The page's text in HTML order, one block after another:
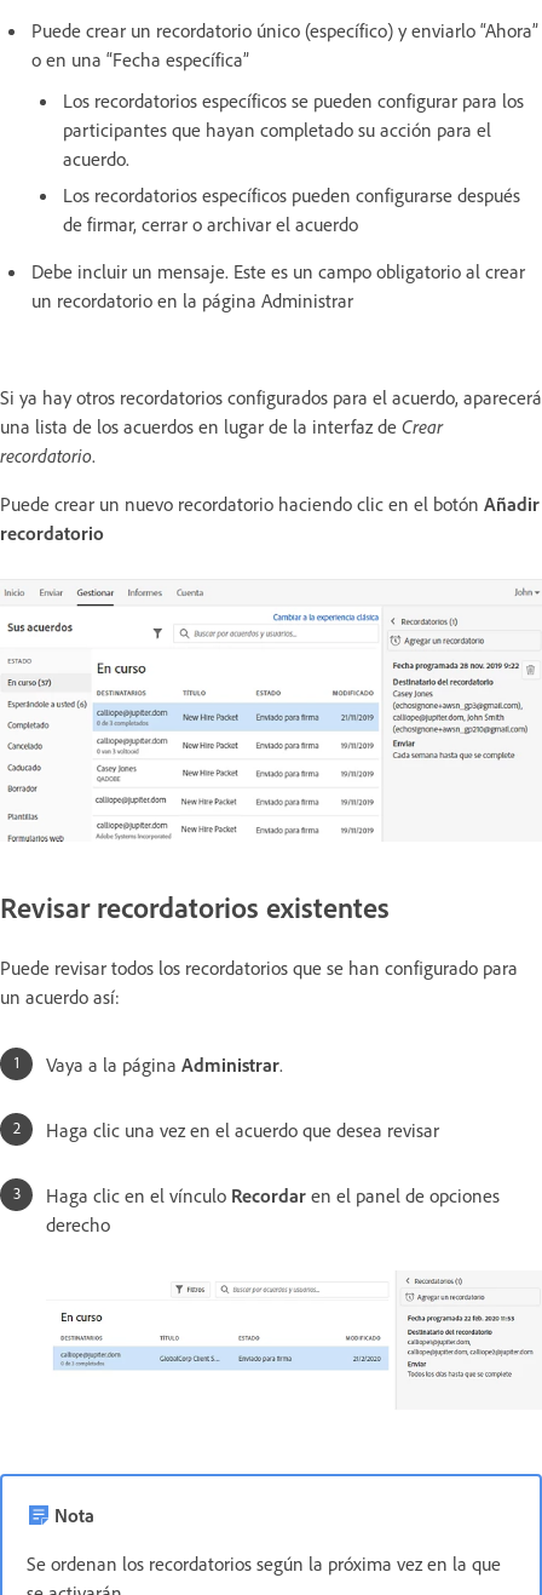
Puede crear un recordatorio único (específico) y enviarlo “Ahora”
o en una “Fecha específica”
Los recordatorios específicos se pueden configurar para los
participantes que hayan completado su acción para el
acuerdo.
Los recordatorios específicos pueden configurarse después
de firmar, cerrar o archivar el acuerdo
Debe incluir un mensaje. Este es un campo obligatorio al crear
un recordatorio en la página Administrar
Si ya hay otros recordatorios configurados para el acuerdo, aparecerá
una lista de los acuerdos en lugar de la interfaz de Crear
recordatorio.
Puede crear un nuevo recordatorio haciendo clic en el botón Añadir
recordatorio
Revisar recordatorios existentes
Puede revisar todos los recordatorios que se han configurado para
un acuerdo así:
Vaya a la página Administrar.
Haga clic una vez en el acuerdo que desea revisar
Haga clic en el vínculo Recordar en el panel de opciones
derecho
Nota
Se ordenan los recordatorios según la próxima vez en la que